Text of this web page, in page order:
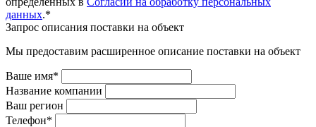
данных.*
Запрос описания поставки на объект
Мы предоставим расширенное описание поставки на объект
Ваше имя*
Название компании
Ваш регион
Телефон*